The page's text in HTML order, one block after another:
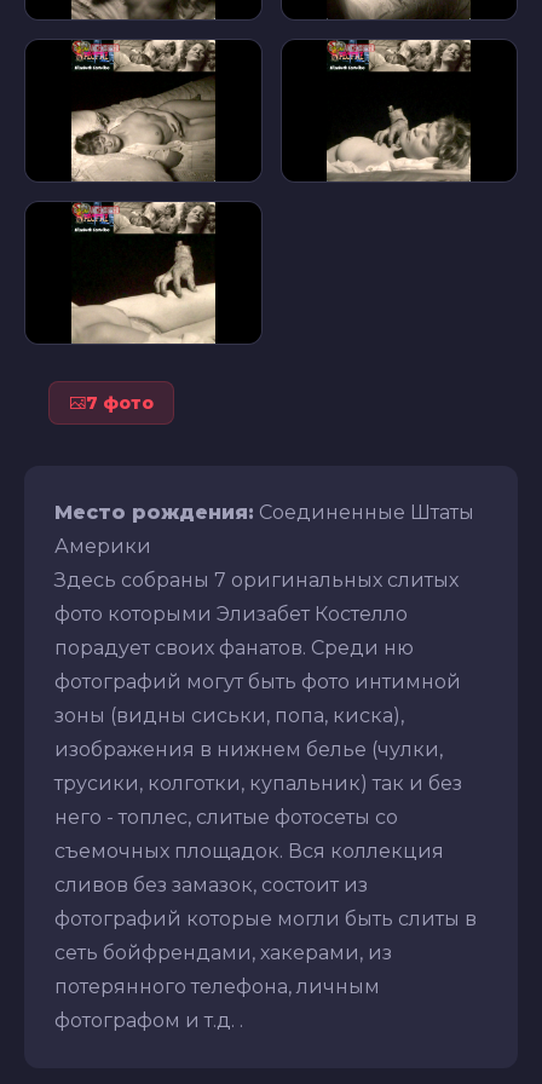
7 фото
Место рождения: Соединенные Штаты
Америки
Здесь собраны 7 оригинальных слитых
фото которыми Элизабет Костелло
порадует своих фанатов. Среди ню
фотографий могут быть фото интимной
зоны (видны сиськи, попа, киска),
изображения в нижнем белье (чулки,
трусики, колготки, купальник) так и без
него - топлес, слитые фотосеты со
съемочных площадок. Вся коллекция
сливов без замазок, состоит из
фотографий которые могли быть слиты в
сеть бойфрендами, хакерами, из
потерянного телефона, личным
фотографом и т.д. .